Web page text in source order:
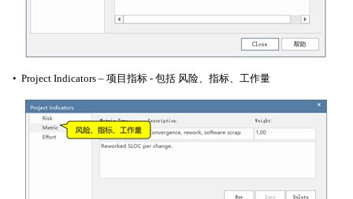
• Project Indicators – 项目指标 - 包括 风险、指标、工作量